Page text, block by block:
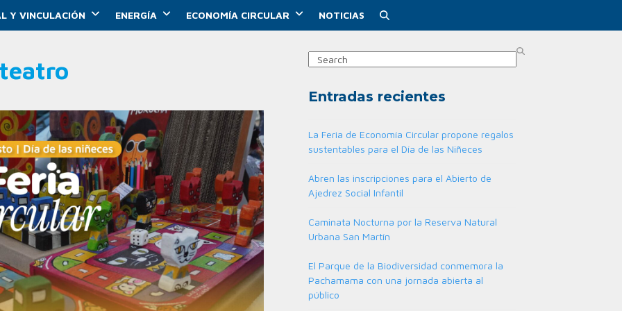
Y VINCULACIÓN ENERGÍA ECONOMÍA CIRCULAR NOTICIAS
teatro Search
Entradas recientes
La Feria de Economía Circular propone regalos
sustentables para el Día de las Niñeces
Abren las inscripciones para el Abierto de
Ajedrez Social Infantil
Caminata Nocturna por la Reserva Natural
Urbana San Martín
El Parque de la Biodiversidad conmemora la
Pachamama con una jornada abierta al
público